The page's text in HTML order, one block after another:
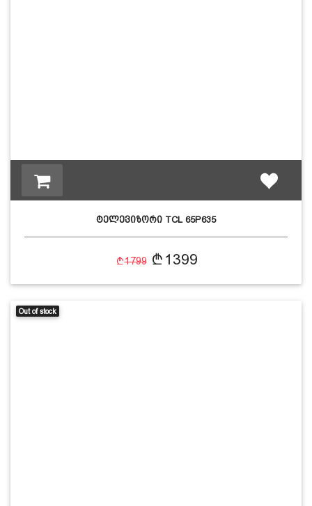
ტელევიზორი TCL 65P635
1799 1399
Out of stock